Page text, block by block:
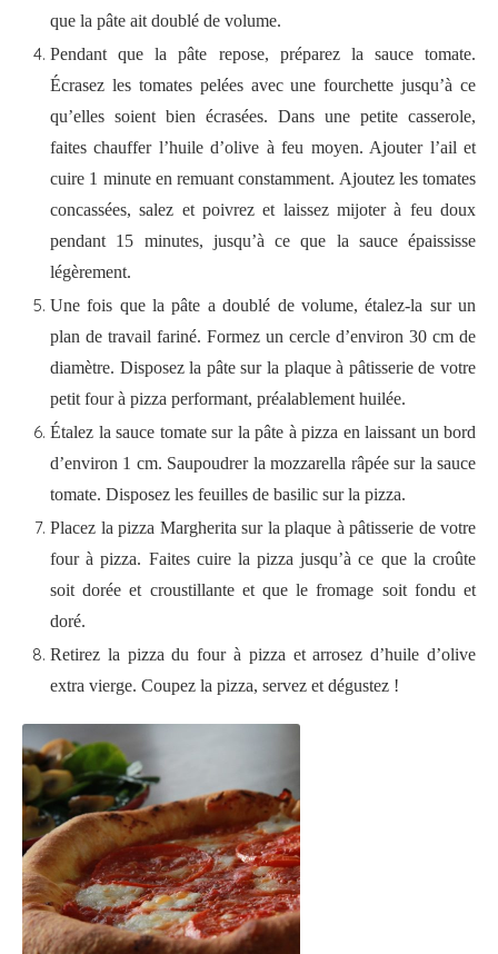
que la pâte ait doublé de volume.
Pendant que la pâte repose, préparez la sauce tomate.
Écrasez les tomates pelées avec une fourchette jusqu’à ce
qu’elles soient bien écrasées. Dans une petite casserole,
faites chauffer l’huile d’olive à feu moyen. Ajouter l’ail et
cuire 1 minute en remuant constamment. Ajoutez les tomates
concassées, salez et poivrez et laissez mijoter à feu doux
pendant 15 minutes, jusqu’à ce que la sauce épaississe
légèrement.
Une fois que la pâte a doublé de volume, étalez-la sur un
plan de travail fariné. Formez un cercle d’environ 30 cm de
diamètre. Disposez la pâte sur la plaque à pâtisserie de votre
petit four à pizza performant, préalablement huilée.
Étalez la sauce tomate sur la pâte à pizza en laissant un bord
d’environ 1 cm. Saupoudrer la mozzarella râpée sur la sauce
tomate. Disposez les feuilles de basilic sur la pizza.
Placez la pizza Margherita sur la plaque à pâtisserie de votre
four à pizza. Faites cuire la pizza jusqu’à ce que la croûte
soit dorée et croustillante et que le fromage soit fondu et
doré.
Retirez la pizza du four à pizza et arrosez d’huile d’olive
extra vierge. Coupez la pizza, servez et dégustez !